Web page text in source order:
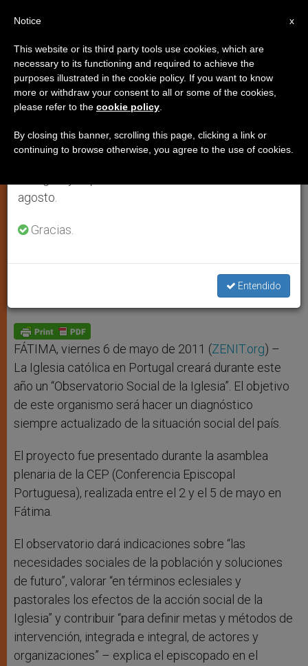
Portugal: La Iglesia creará un
Observatorio Social
trabajar en red”, explica el secretario de
la CEP
W
s
A
p
p
M
e
n
g
e
r
F
b
o
o
k
T
t
e
S
e
FÁTIMA, viernes 6 de mayo de 2011 (ZENIT.org) –
La Iglesia católica en Portugal creará durante este
año un “Observatorio Social de la Iglesia”. El objetivo
de este organismo será hacer un diagnóstico
siempre actualizado de la situación social del país.
El proyecto fue presentado durante la asamblea
plenaria de la CEP (Conferencia Episcopal
Portuguesa), realizada entre el 2 y el 5 de mayo en
Fátima.
El observatorio dará indicaciones sobre “las
necesidades sociales de la población y soluciones
de futuro”, valorar “en términos eclesiales y
pastorales los efectos de la acción social de la
Iglesia” y contribuir “para definir metas y métodos de
intervención, integrada e integral, de actores y
organizaciones” – explica el episcopado en el
×
Aviso importante
Del 27 de julio al 7 de agosto haremos la pausa
anual, aprovechando que en el periodo de verano
se generan menos informaciones y también el
agosto.
Gracias.
Entendido
x
Notice
This website or its third party tools use cookies, which are
necessary to its functioning and required to achieve the
purposes illustrated in the cookie policy. If you want to know
more or withdraw your consent to all or some of the cookies,
please refer to the cookie policy
By closing this banner, scrolling this page, clicking a link or
continuing to browse otherwise, you agree to the use of cookies.